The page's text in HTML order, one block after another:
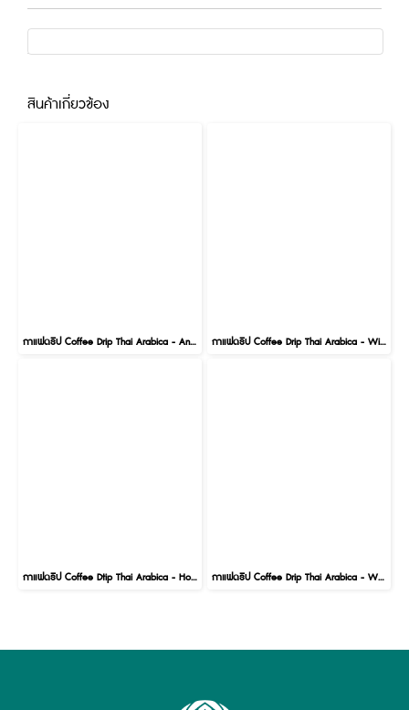
สินค้าเกี่ยวข้อง
กาแฟดริป Coffee Drip Thai Arabica - Anaerobic Process 10 g x 5 Bags กาแฟดริป Coffee Drip Thai Arabica - Wine Process 10 g x 5 Bags
กาแฟดริป Coffee Dtip Thai Arabica - Honey Process 10g. x 5 Bags กาแฟดริป Coffee Drip Thai Arabica - Wet Process 10g. x 5 Bags